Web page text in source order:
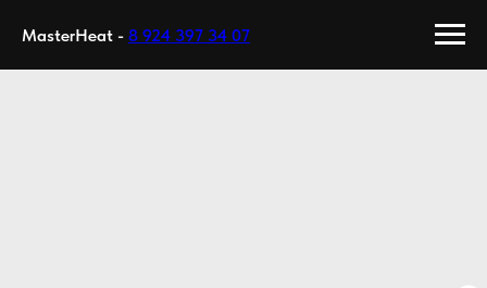
MasterHeat - 8 924 397 34 07